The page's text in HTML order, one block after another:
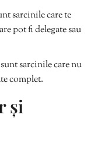
sarcinile care te
pot fi delegate sau
sarcinile care nu
complet.
și